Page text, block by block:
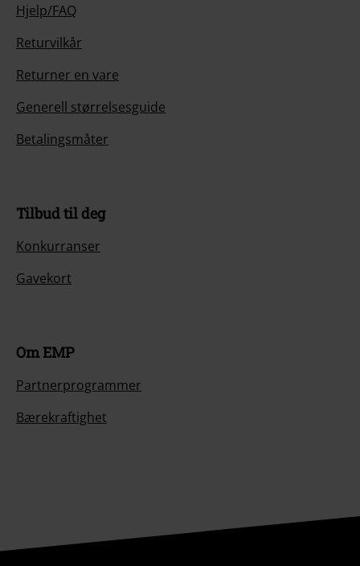
Hjelp/FAQ
Returvilkår
Returner en vare
Generell størrelsesguide
Betalingsmåter
Tilbud til deg
Konkurranser
Gavekort
Om EMP
Partnerprogrammer
Bærekraftighet